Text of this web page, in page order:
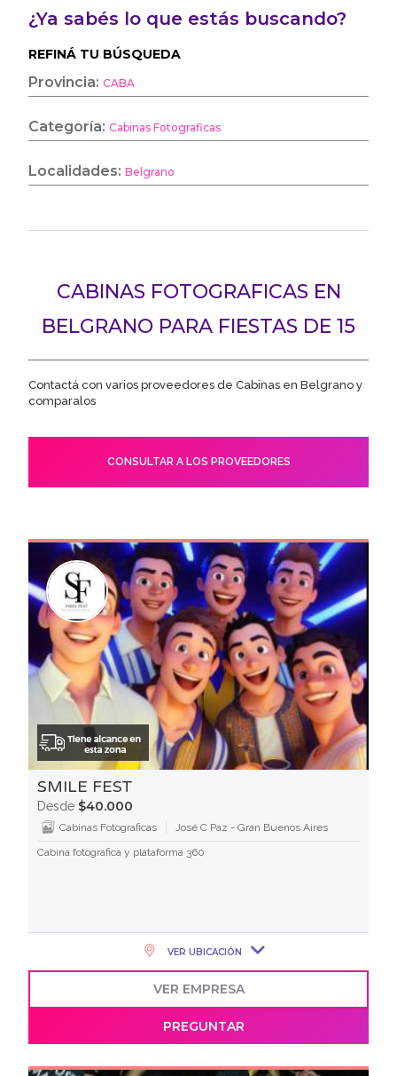
¿Ya sabés lo que estás buscando?
REFINÁ TU BÚSQUEDA
Provincia:CABA
Categoría:Cabinas Fotograficas
Localidades:Belgrano
CABINAS FOTOGRAFICAS EN
BELGRANO PARA FIESTAS DE 15
Contactá con varios proveedores de Cabinas en Belgrano y
comparalos
CONSULTAR A LOS PROVEEDORES
SMILE FEST
Desde $40.000
Cabinas Fotograficas
José C Paz - Gran Buenos Aires
Cabina fotográfica y plataforma 360
VER UBICACIÓN
VER EMPRESA
PREGUNTAR